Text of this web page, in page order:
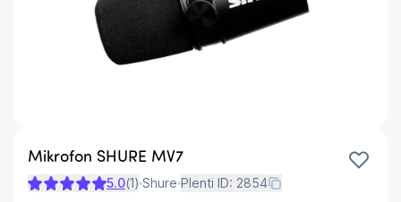
Mikrofon SHURE MV7
5.0(1) Shure Plenti ID: 2854